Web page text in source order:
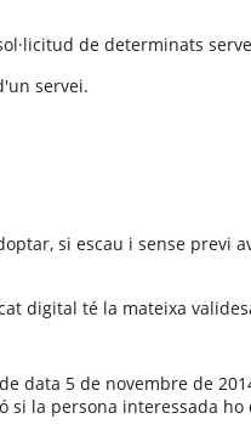
de determinats
servei.
si escau i sense previ
digital té la mateixa
de data 5 de novembre de
la persona interessada ho